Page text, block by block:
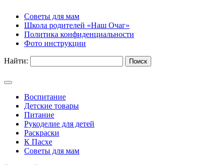
Советы для мам
Школа родителей «Наш Очаг»
Политика конфиденциальности
Фото инструкции
Найти:
Воспитание
Детские товары
Питание
Рукоделие для детей
Раскраски
К Пасхе
Советы для мам